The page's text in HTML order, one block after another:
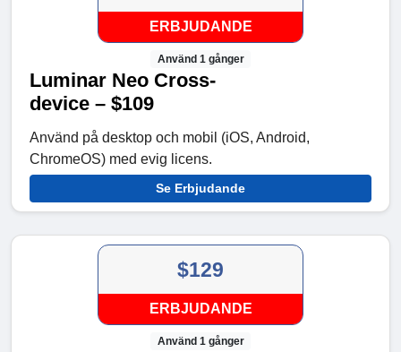
ERBJUDANDE
Använd 1 gånger
Luminar Neo Cross-
device – $109
Använd på desktop och mobil (iOS, Android,
ChromeOS) med evig licens.
Se Erbjudande
$129
ERBJUDANDE
Använd 1 gånger